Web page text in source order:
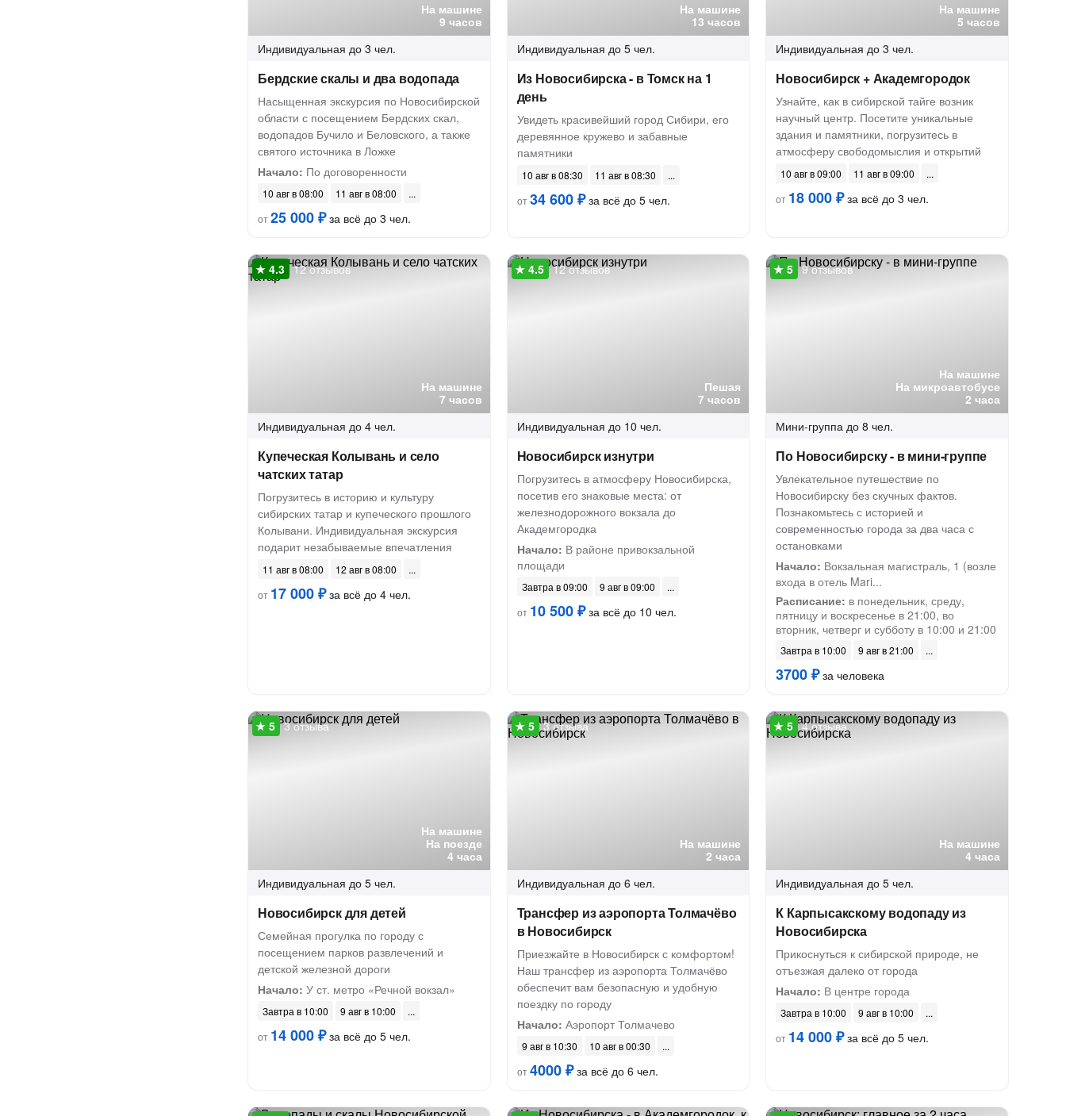
На машине
9 часов
Индивидуальная до 3 чел.
Бердские скалы и два водопада
Насыщенная экскурсия по Новосибирской
области с посещением Бердских скал,
водопадов Бучило и Беловского, а также
святого источника в Ложке
Начало: По договоренности
10 авг в 08:00
11 авг в 08:00
от25 000 ₽за всё до 3 чел.
На машине
13 часов
Индивидуальная до 5 чел.
Из Новосибирска - в Томск на 1
день
Увидеть красивейший город Сибири, его
деревянное кружево и забавные
памятники
10 авг в 08:30
11 авг в 08:30
от34 600 ₽за всё до 5 чел.
На машине
5 часов
Индивидуальная до 3 чел.
Новосибирск + Академгородок
Узнайте, как в сибирской тайге возник
научный центр. Посетите уникальные
здания и памятники, погрузитесь в
атмосферу свободомыслия и открытий
10 авг в 09:00
11 авг в 09:00
от 18 000 ₽за всё до 3 чел.
На машине
7 часов
12 отзывов
Индивидуальная до 4 чел.
Купеческая Колывань и село
чатских татар
Погрузитесь в историю и культуру
сибирских татар и купеческого прошлого
Колывани. Индивидуальная экскурсия
подарит незабываемые впечатления
11 авг в 08:00
12 авг в 08:00
от 17 000 ₽за всё до 4 чел.
Пешая
7 часов
12 отзывов
Индивидуальная до 10 чел.
Новосибирск изнутри
Погрузитесь в атмосферу Новосибирска,
посетив его знаковые места: от
железнодорожного вокзала до
Академгородка
Начало: В районе привокзальной
площади
Завтра в 09:00
9 авг в 09:00
от 10 500 ₽за всё до 10 чел.
На машине
На микроавтобусе
2 часа
9 отзывов
Мини-группа до 8 чел.
По Новосибирску - в мини-группе
Увлекательное путешествие по
Новосибирску без скучных фактов.
Познакомьтесь с историей и
современностью города за два часа с
остановками
Начало: Вокзальная магистраль, 1 (возле
входа в отель Mari...
Расписание: в понедельник, среду,
пятницу и воскресенье в 21:00, во
вторник, четверг и субботу в 10:00 и 21:00
Завтра в 10:00 9 авг в 21:00
3700 ₽за человека
На машине
На поезде
4 часа
3 отзыва
Индивидуальная до 5 чел.
Новосибирск для детей
Семейная прогулка по городу с
посещением парков развлечений и
детской железной дороги
Начало: У ст. метро «Речной вокзал»
Завтра в 10:00
9 авг в 10:00
от 14 000 ₽за всё до 5 чел.
На машине
2 часа
3 отзыва
Индивидуальная до 6 чел.
Трансфер из аэропорта Толмачёво
в Новосибирск
Приезжайте в Новосибирск с комфортом!
Наш трансфер из аэропорта Толмачёво
обеспечит вам безопасную и удобную
поездку по городу
Начало: Аэропорт Толмачево
9 авг в 10:30
10 авг в 00:30
от4000 ₽за всё до 6 чел.
На машине
4 часа
4 отзыва
Индивидуальная до 5 чел.
К Карпысакскому водопаду из
Новосибирска
Прикоснуться к сибирской природе, не
отъезжая далеко от города
Начало: В центре города
Завтра в 10:00
9 авг в 10:00
от 14 000 ₽за всё до 5 чел.